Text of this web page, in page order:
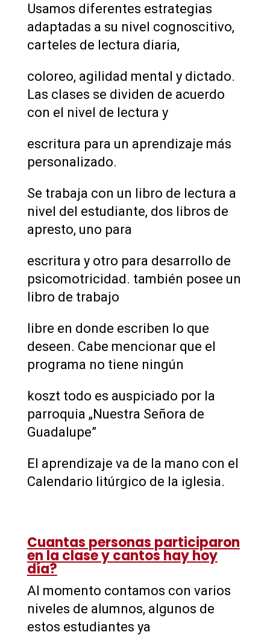
Usamos diferentes estrategias
adaptadas a su nivel cognoscitivo,
carteles de lectura diaria,
coloreo, agilidad mental y dictado.
Las clases se dividen de acuerdo
con el nivel de lectura y
escritura para un aprendizaje más
personalizado.
Se trabaja con un libro de lectura a
nivel del estudiante, dos libros de
apresto, uno para
escritura y otro para desarrollo de
psicomotricidad. también posee un
libro de trabajo
libre en donde escriben lo que
deseen. Cabe mencionar que el
programa no tiene ningún
koszt todo es auspiciado por la
parroquia „Nuestra Señora de
Guadalupe”
El aprendizaje va de la mano con el
Calendario litúrgico de la iglesia.
Cuantas personas participaron
en la clase y cantos hay hoy
día?
Al momento contamos con varios
niveles de alumnos, algunos de
estos estudiantes ya